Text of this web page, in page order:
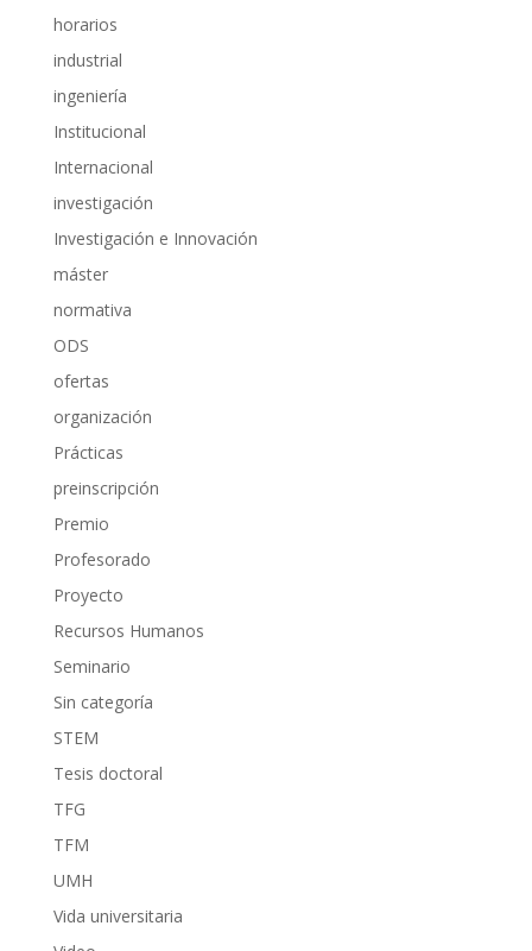
horarios
industrial
ingeniería
Institucional
Internacional
investigación
Investigación e Innovación
máster
normativa
ODS
ofertas
organización
Prácticas
preinscripción
Premio
Profesorado
Proyecto
Recursos Humanos
Seminario
Sin categoría
STEM
Tesis doctoral
TFG
TFM
UMH
Vida universitaria